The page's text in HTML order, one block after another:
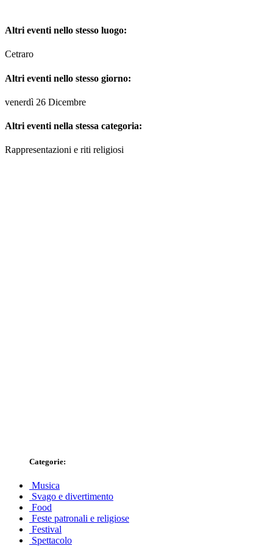
Altri eventi nello stesso luogo:
Cetraro
Altri eventi nello stesso giorno:
venerdì 26 Dicembre
Altri eventi nella stessa categoria:
Rappresentazioni e riti religiosi
Categorie:
Musica
Svago e divertimento
Food
Feste patronali e religiose
Festival
Spettacolo